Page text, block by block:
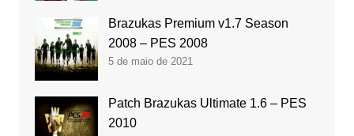
Brazukas Premium v1.7 Season
2008 – PES 2008
5 de maio de 2021
Patch Brazukas Ultimate 1.6 – PES
2010